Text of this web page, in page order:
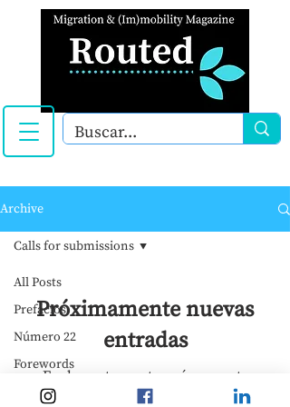
Archive
All Posts
Prefácios
Número 22
Forewords
Calls for submissions
Calls for submissions
Próximamente nuevas
entradas
Explora otras categorías en este
blog o vuelve más tarde.